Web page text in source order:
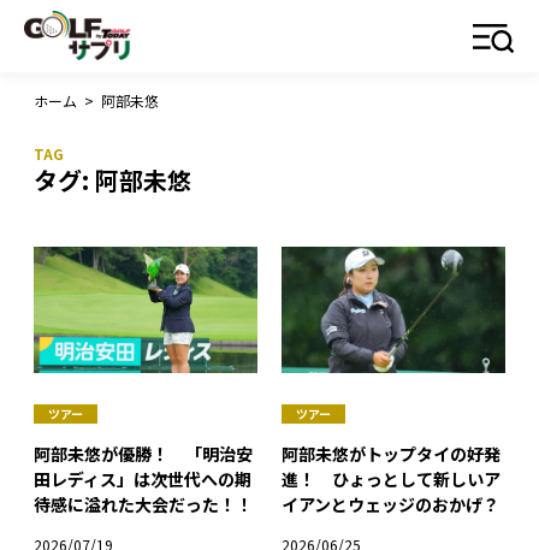
ホーム > 阿部未悠
タグ: 阿部未悠
ツアー
阿部未悠が優勝！ 「明治安
田レディス」は次世代への期
待感に溢れた大会だった！！
2026/07/19
ツアー
阿部未悠がトップタイの好発
進！ ひょっとして新しいア
イアンとウェッジのおかげ？
2026/06/25